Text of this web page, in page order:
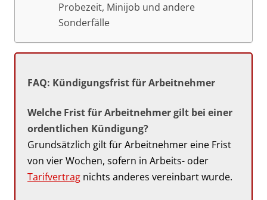
Probezeit, Minijob und andere
Sonderfälle
FAQ: Kündigungsfrist für Arbeitnehmer
Welche Frist für Arbeitnehmer gilt bei einer
ordentlichen Kündigung?
Grundsätzlich gilt für Arbeitnehmer eine Frist
von vier Wochen, sofern in Arbeits- oder
Tarifvertrag nichts anderes vereinbart wurde.